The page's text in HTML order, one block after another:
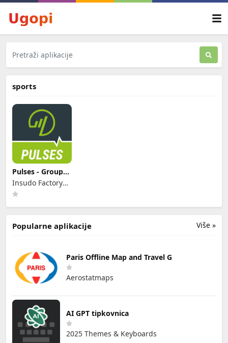
sports
Pulses - Group
Heart Rate
Insudo Factory
AB
Više »
Popularne aplikacije
Paris Offline Map and Travel G
Aerostatmaps
AI GPT tipkovnica
2025 Themes & Keyboards